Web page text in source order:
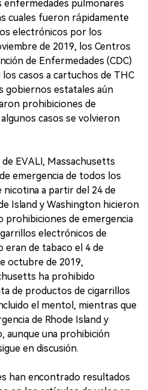
enfermedades pulmonares
cuales fueron rápidamente
electrónicos por los
de 2019, los Centros
de Enfermedades (CDC)
casos a cartuchos de THC
gobiernos estatales aún
prohibiciones de
casos se volvieron
EVALI, Massachusetts
emergencia de todos los
a partir del 24 de
Island y Washington hicieron
prohibiciones de emergencia
electrónicos de
eran de tabaco el 4 de
octubre de 2019,
ha prohibido
de productos de cigarrillos
el mentol, mientras que
de Rhode Island y
aunque una prohibición
en discusión.
han encontrado resultados